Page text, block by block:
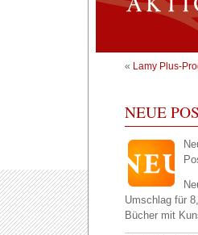
« Lamy Plus-
NEUE
Umschlag für
Bücher mit